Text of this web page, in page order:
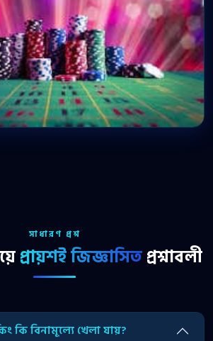
সাধারণ প্রশ্ন
প্রায়শই জিজ্ঞাসিতপ্রশ্নাবলী
কি বিনামূল্যে খেলা যায়?